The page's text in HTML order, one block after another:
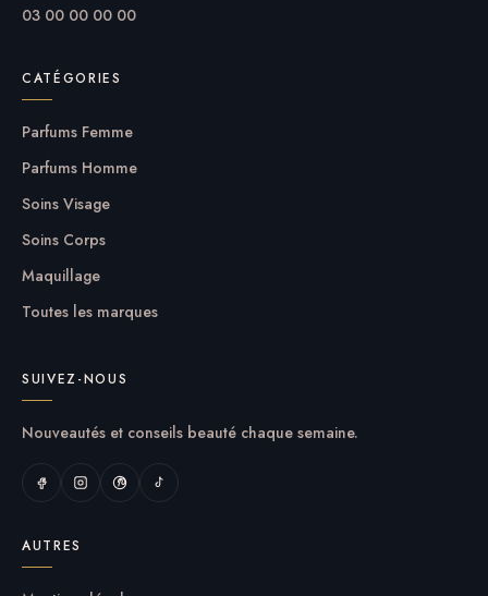
03 00 00 00 00
CATÉGORIES
Parfums Femme
Parfums Homme
Soins Visage
Soins Corps
Maquillage
Toutes les marques
SUIVEZ-NOUS
Nouveautés et conseils beauté chaque semaine.
AUTRES